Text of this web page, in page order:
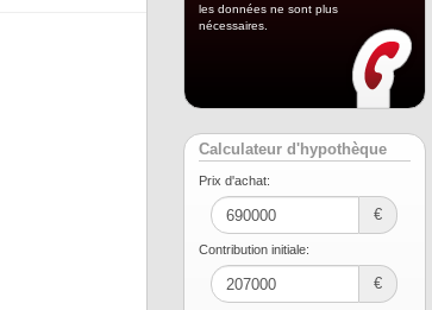
les données ne sont plus
nécessaires.
Calculateur d'hypothèque
Prix ​​d'achat:
€
Contribution initiale:
€